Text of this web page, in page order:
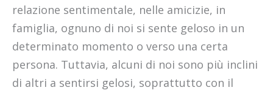
relazione sentimentale, nelle amicizie, in
famiglia, ognuno di noi si sente geloso in un
determinato momento o verso una certa
persona. Tuttavia, alcuni di noi sono più inclini
di altri a sentirsi gelosi, soprattutto con il